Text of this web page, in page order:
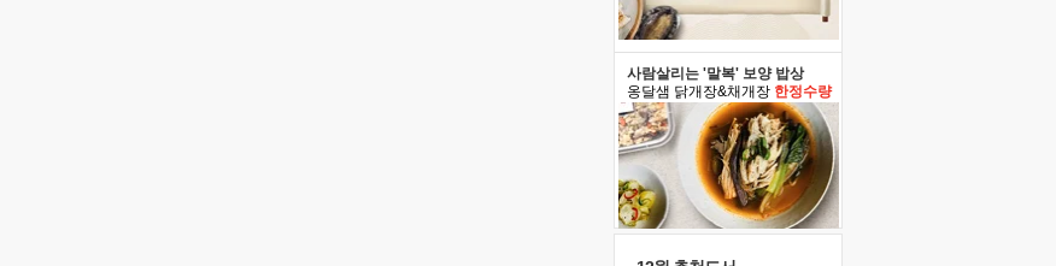
사람살리는 '말복' 보양 밥상
옹달샘 닭개장&채개장 한정수량